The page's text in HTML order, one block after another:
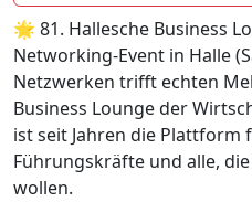
🌟 81. Hallesche Business
Networking-Event in Halle
Netzwerken trifft echten
Business Lounge der
ist seit Jahren die
Führungskräfte und alle,
wollen.